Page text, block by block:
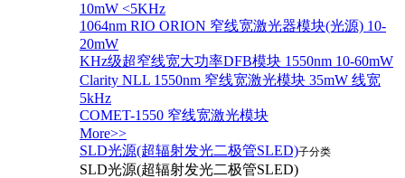
10mW <5KHz
1064nm RIO ORION 窄线宽激光器模块(光源) 10-
20mW
KHz级超窄线宽大功率DFB模块 1550nm 10-60mW
Clarity NLL 1550nm 窄线宽激光模块 35mW 线宽
5kHz
COMET-1550 窄线宽激光模块
More>>
SLD光源(超辐射发光二极管SLED)子分类
SLD光源(超辐射发光二极管SLED)